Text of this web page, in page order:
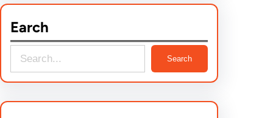
Earch
e
Search